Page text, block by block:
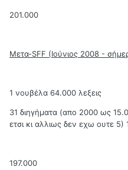
201.000
Μετα-SFF (Ιούνιος 2008 -
1 νουβέλα 64.000 λεξεις
31 διηγήματα (απο 2000 ως
ετσι κι αλλιως δεν εχω ουτε 5)
197.000